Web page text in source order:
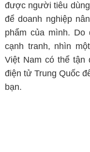
được người tiêu
để doanh nghiệp
phẩm của mình.
cạnh tranh, nhìn
Việt Nam có thể tận
điện tử Trung Quốc
bạn.